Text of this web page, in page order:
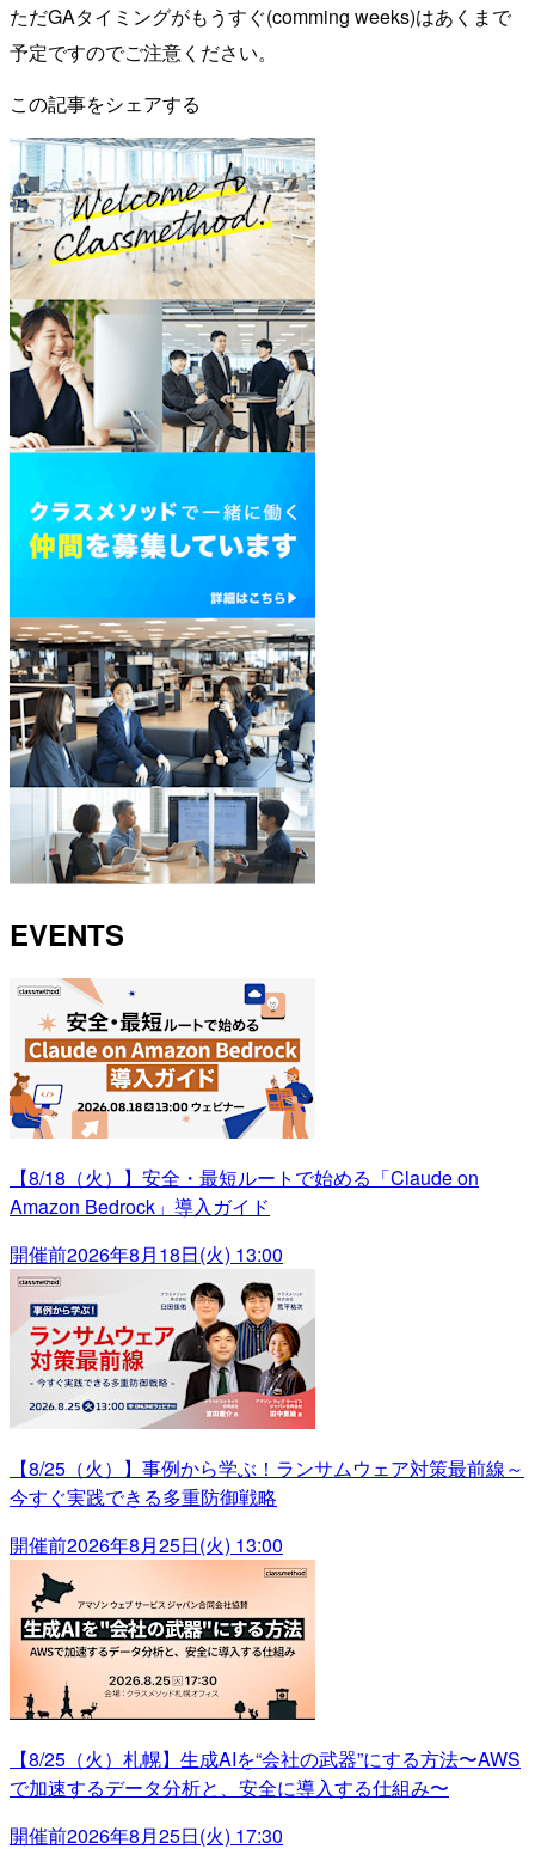
ただGAタイミングがもうすぐ(comming weeks)はあくまで
予定ですのでご注意ください。
この記事をシェアする
EVENTS
【8/18（火）】安全・最短ルートで始める「Claude on
Amazon Bedrock」導入ガイド
開催前2026年8月18日(火) 13:00
【8/25（火）】事例から学ぶ！ランサムウェア対策最前線～
今すぐ実践できる多重防御戦略
開催前2026年8月25日(火) 13:00
【8/25（火）札幌】生成AIを“会社の武器”にする方法〜AWS
で加速するデータ分析と、安全に導入する仕組み〜
開催前2026年8月25日(火) 17:30